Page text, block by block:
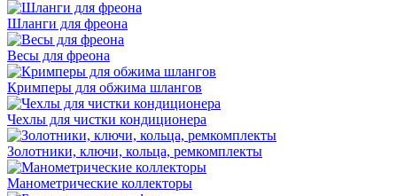
Шланги для фреона
Весы для фреона
Кримперы для обжима шлангов
Чехлы для чистки кондиционера
Золотники, ключи, кольца, ремкомплекты
Манометрические коллекторы